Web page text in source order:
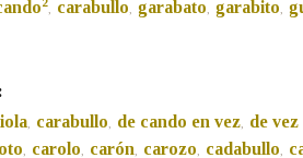
Nos
, carabullo, garabato, garabito,
, carabullo, de cando en vez, de
, carolo, carón, carozo, cadabullo,